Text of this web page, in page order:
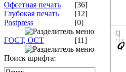
Офсетная печать
[36]
Глубокая печать
[12]
Postpress
[0]
ГОСТ, ОСТ [11]
Поиск шрифта: